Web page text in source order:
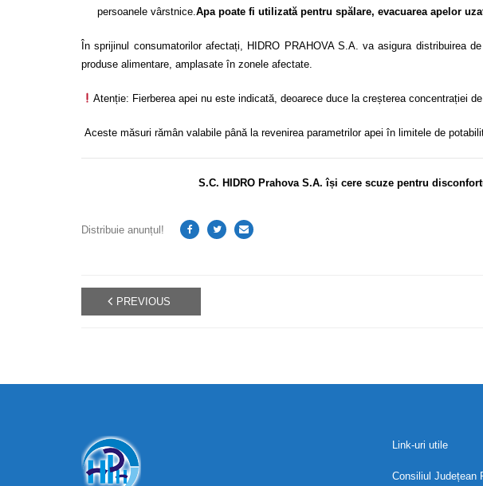
persoanele vârstnice. Apa poate fi utilizată pentru spălare, evacuarea apelor
În sprijinul consumatorilor afectați, HIDRO PRAHOVA S.A. va asigura distribuirea
produse alimentare, amplasate în zonele afectate.
Atenție: Fierberea apei nu este indicată, deoarece duce la creșterea concentrației de
Aceste măsuri rămân valabile până la revenirea parametrilor apei în limitele de
S.C. HIDRO Prahova S.A. își cere scuze pentru
Distribuie anunțul!
PREVIOUS
Link-uri utile
Consiliul Județean